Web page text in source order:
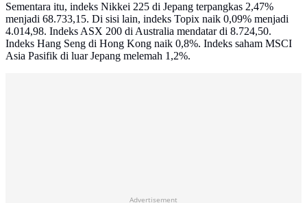
Sementara itu, indeks Nikkei 225 di Jepang terpangkas 2,47%
menjadi 68.733,15. Di sisi lain, indeks Topix naik 0,09% menjadi
4.014,98. Indeks ASX 200 di Australia mendatar di 8.724,50.
Indeks Hang Seng di Hong Kong naik 0,8%. Indeks saham MSCI
Asia Pasifik di luar Jepang melemah 1,2%.
Advertisement